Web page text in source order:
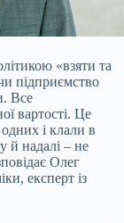
«взяти та
підприємство
Все
вартості. Це
і клали в
й надалі – не
Олег
експерт із